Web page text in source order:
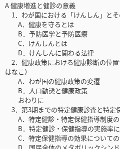
A 健康増進と健診の意義
1．わが国における「けんしん」とそ
A．健康を守るとは
B．予防医学と予防医療
C．けんしんとは
D．けんしんに関わる法律
2．健康政策における健康診断の位
はなこ）
A．わが国の健康政策の変遷
B．人口動態と健康政策
おわりに
3．第3期までの特定健康診査と特定
A．特定健診・特定保健指導制度
B．特定健診・保健指導の実施率
C．特定保健指導の効果について